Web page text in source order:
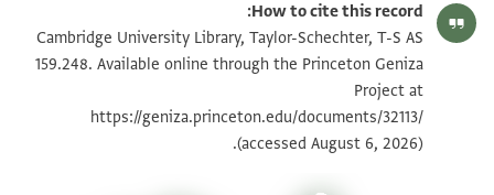
T-S AS 159.248 1v הגדל וסובב
תנאי היתר שימוש בתצלום
How to cite this record:
Cambridge University Library, Taylor-Schechter, T-S AS
159.248. Available online through the Princeton Geniza
Project at
https://geniza.princeton.edu/documents/32113/
(accessed August 6, 2026).